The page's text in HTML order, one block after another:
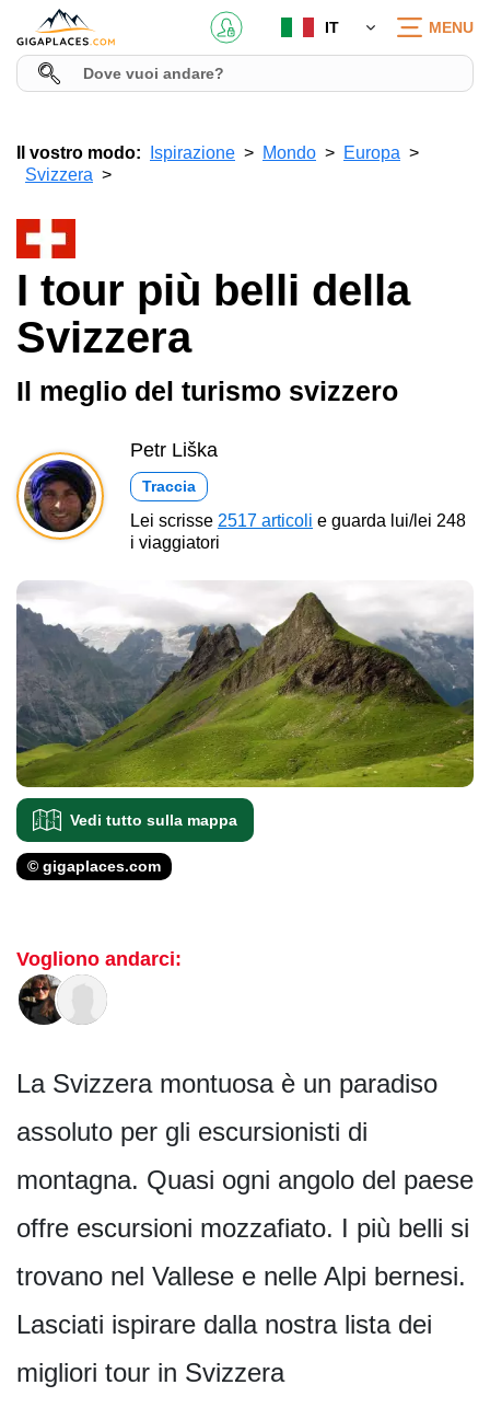
IT MENU
Il vostro modo: Ispirazione Mondo
Europa
Svizzera
I tour più belli della
Svizzera
Il meglio del turismo svizzero
Petr Liška
Traccia
Lei scrisse 2517 articoli e guarda lui/lei 248
i viaggiatori
Vedi tutto sulla mappa
© gigaplaces.com
Vogliono andarci:
La Svizzera montuosa è un paradiso
assoluto per gli escursionisti di
montagna. Quasi ogni angolo del paese
offre escursioni mozzafiato. I più belli si
trovano nel Vallese e nelle Alpi bernesi.
Lasciati ispirare dalla nostra lista dei
migliori tour in Svizzera